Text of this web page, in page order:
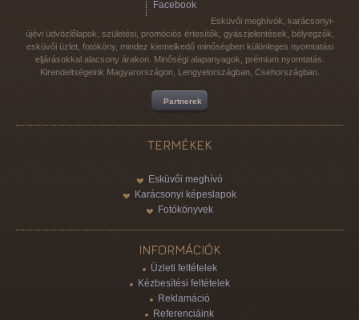
Facebook
Esküvői meghívók, karácsonyi-
újévi üdvözlőlapok, születési, promóciós értesítők, gyászjelentések, bélyegzők,
esküvői üzlet, fotóköny, mindez kiemelkedő minőségben különleges nyomtatási
eljárásokkal alacsony árakon. Minőségi alapanyagok, prémium nyomtatás.
Kirendeltségeink Magyarországon, Lengyelországban, Csehországban.
Partnerek
TERMÉKEK
Esküvői meghívó
Karácsonyi képeslapok
Fotókönyvek
INFORMÁCIÓK
Üzleti feltételek
Kézbesítési feltételek
Reklamáció
Referenciáink